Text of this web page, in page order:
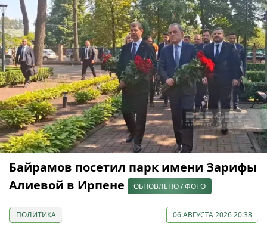
Байрамов посетил парк имени Зарифы
Алиевой в Ирпене
ОБНОВЛЕНО / ФОТО
ПОЛИТИКА 06 АВГУСТА 2026 20:38